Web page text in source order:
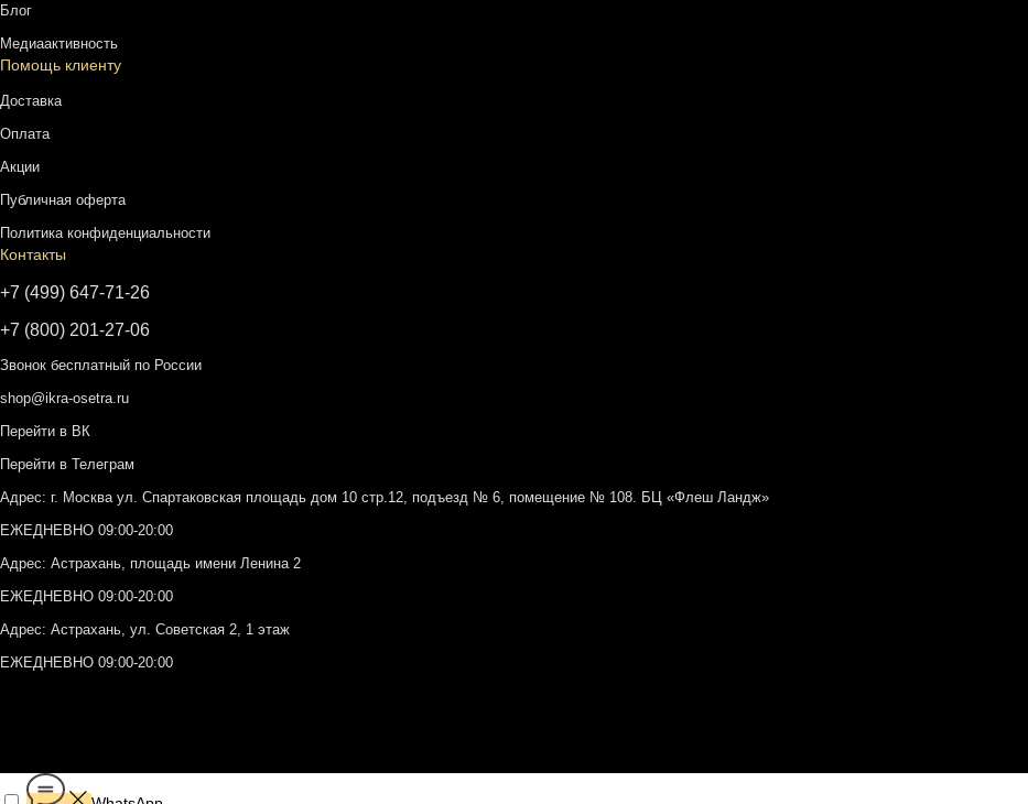
Блог
Медиаактивность
Помощь клиенту
Доставка
Оплата
Акции
Публичная оферта
Политика конфиденциальности
Контакты
+7 (499) 647-71-26
+7 (800) 201-27-06
Звонок бесплатный по России
shop@ikra-osetra.ru
Перейти в ВК
Перейти в Телеграм
Адрес: г. Москва ул. Спартаковская площадь дом 10 стр.12, подъезд № 6, помещение № 108. БЦ «Флеш Ландж»
ЕЖЕДНЕВНО 09:00-20:00
Адрес: Астрахань, площадь имени Ленина 2
ЕЖЕДНЕВНО 09:00-20:00
Адрес: Астрахань, ул. Советская 2, 1 этаж
ЕЖЕДНЕВНО 09:00-20:00